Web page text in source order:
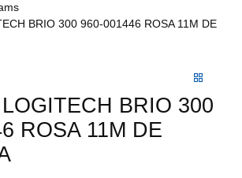
BRIO 300 960-001446 ROSA 11M DE
BRIO 300
ROSA 11M DE